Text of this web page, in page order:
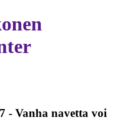
- Vanha navetta voi